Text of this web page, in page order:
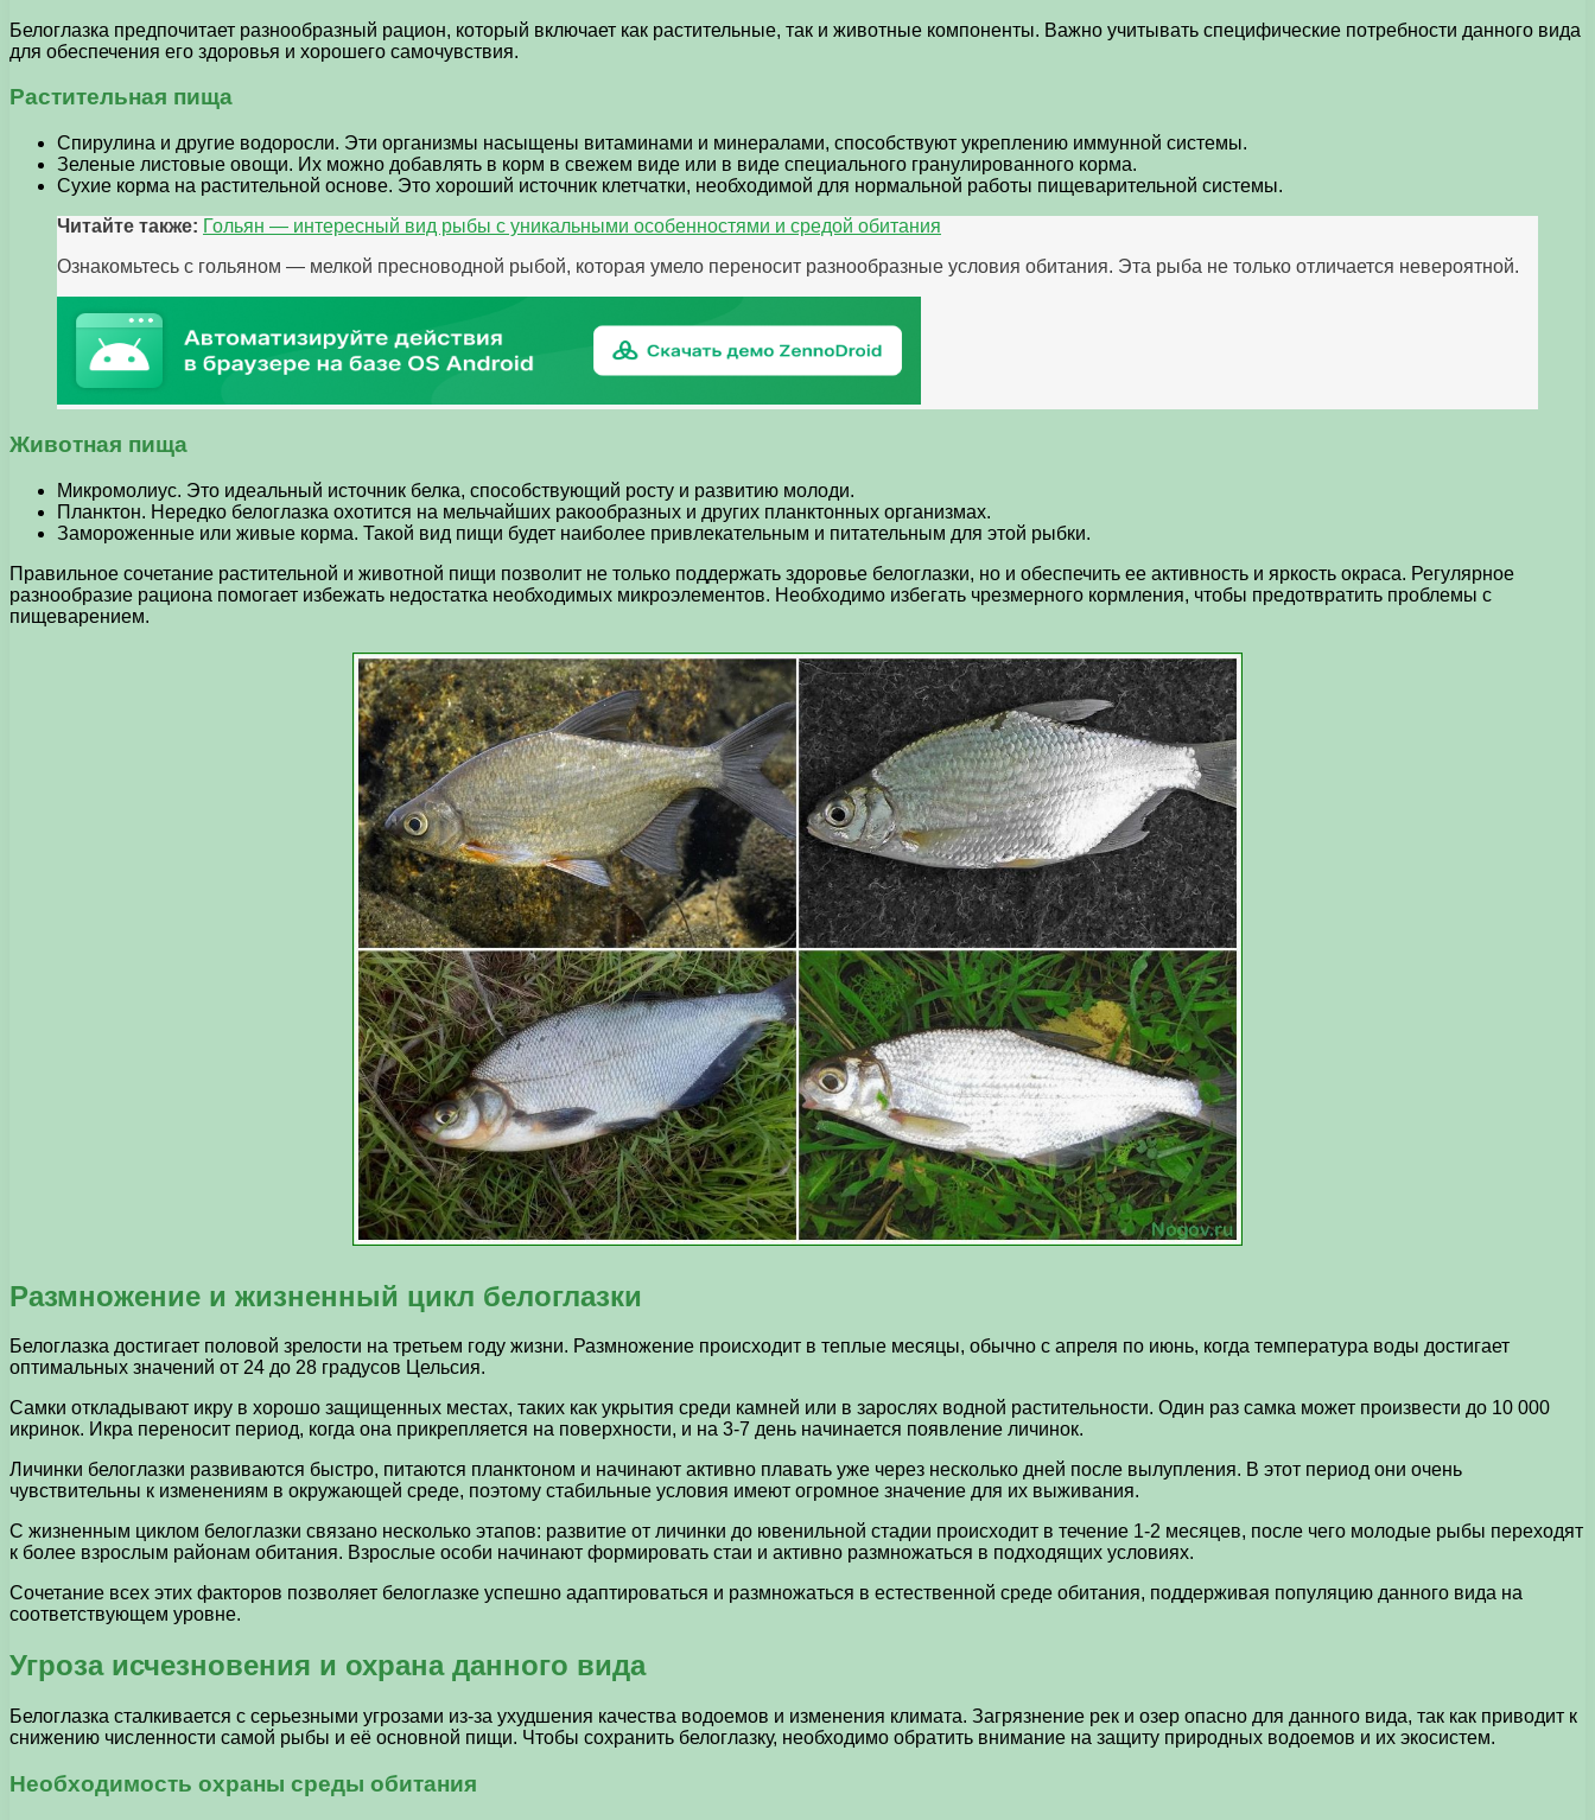
Белоглазка предпочитает разнообразный рацион, который включает как растительные, так и животные компоненты. Важно учитывать специфические потребности данного вида
для обеспечения его здоровья и хорошего самочувствия.
Растительная пища
Спирулина и другие водоросли. Эти организмы насыщены витаминами и минералами, способствуют укреплению иммунной системы.
Зеленые листовые овощи. Их можно добавлять в корм в свежем виде или в виде специального гранулированного корма.
Сухие корма на растительной основе. Это хороший источник клетчатки, необходимой для нормальной работы пищеварительной системы.
Читайте также: Гольян — интересный вид рыбы с уникальными особенностями и средой обитания
Ознакомьтесь с гольяном — мелкой пресноводной рыбой, которая умело переносит разнообразные условия обитания. Эта рыба не только отличается невероятной.
Животная пища
Микромолиус. Это идеальный источник белка, способствующий росту и развитию молоди.
Планктон. Нередко белоглазка охотится на мельчайших ракообразных и других планктонных организмах.
Замороженные или живые корма. Такой вид пищи будет наиболее привлекательным и питательным для этой рыбки.
Правильное сочетание растительной и животной пищи позволит не только поддержать здоровье белоглазки, но и обеспечить ее активность и яркость окраса. Регулярное
разнообразие рациона помогает избежать недостатка необходимых микроэлементов. Необходимо избегать чрезмерного кормления, чтобы предотвратить проблемы с
пищеварением.
Размножение и жизненный цикл белоглазки
Белоглазка достигает половой зрелости на третьем году жизни. Размножение происходит в теплые месяцы, обычно с апреля по июнь, когда температура воды достигает
оптимальных значений от 24 до 28 градусов Цельсия.
Самки откладывают икру в хорошо защищенных местах, таких как укрытия среди камней или в зарослях водной растительности. Один раз самка может произвести до 10 000
икринок. Икра переносит период, когда она прикрепляется на поверхности, и на 3-7 день начинается появление личинок.
Личинки белоглазки развиваются быстро, питаются планктоном и начинают активно плавать уже через несколько дней после вылупления. В этот период они очень
чувствительны к изменениям в окружающей среде, поэтому стабильные условия имеют огромное значение для их выживания.
С жизненным циклом белоглазки связано несколько этапов: развитие от личинки до ювенильной стадии происходит в течение 1-2 месяцев, после чего молодые рыбы переходят
к более взрослым районам обитания. Взрослые особи начинают формировать стаи и активно размножаться в подходящих условиях.
Сочетание всех этих факторов позволяет белоглазке успешно адаптироваться и размножаться в естественной среде обитания, поддерживая популяцию данного вида на
соответствующем уровне.
Угроза исчезновения и охрана данного вида
Белоглазка сталкивается с серьезными угрозами из-за ухудшения качества водоемов и изменения климата. Загрязнение рек и озер опасно для данного вида, так как приводит к
снижению численности самой рыбы и её основной пищи. Чтобы сохранить белоглазку, необходимо обратить внимание на защиту природных водоемов и их экосистем.
Необходимость охраны среды обитания